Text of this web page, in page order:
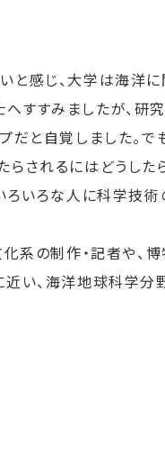
と感じ、大学は海洋
すすみましたが、研
だと自覚しました。
されるにはどうした
ろいろな人に科学技
化系の制作・記者や、
い、海洋地球科学分